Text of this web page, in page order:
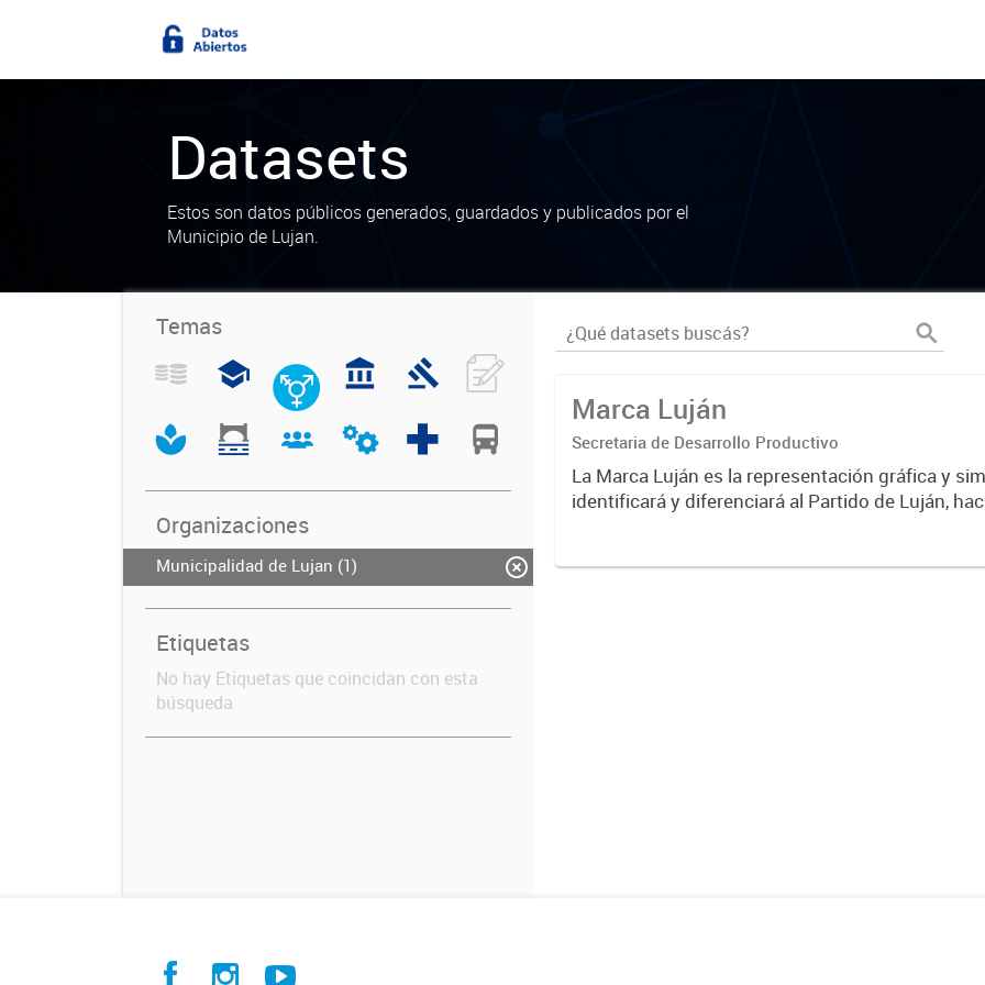
Datasets
Estos son datos públicos generados, guardados y publicados por el
Municipio de Lujan.
Temas
Organizaciones
Municipalidad de Lujan (1)
Etiquetas
No hay Etiquetas que coincidan con esta
búsqueda
Marca Luján
Secretaria de Desarrollo Productivo
La Marca Luján es la representación gráfica y
identificará y diferenciará al Partido de Luján,